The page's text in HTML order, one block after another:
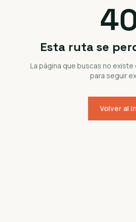
Esta ruta se
La página que buscas no existe
para seguir
Volver al